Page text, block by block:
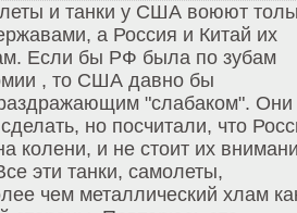
и танки у США воюют
а Россия и Китай их
Если бы РФ была по зубам
, то США давно бы
"слабаком". Они
но посчитали, что
колени, и не стоит их
эти танки, самолеты,
чем металлический хлам